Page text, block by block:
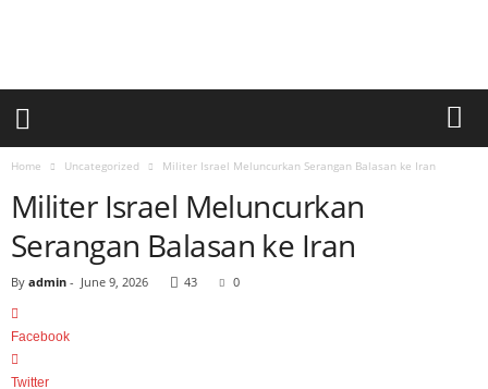
n
Home Uncategorized Militer Israel Meluncurkan Serangan Balasan ke Iran
Militer Israel Meluncurkan
Serangan Balasan ke Iran
By admin - June 9, 2026 43 0
Facebook
Twitter